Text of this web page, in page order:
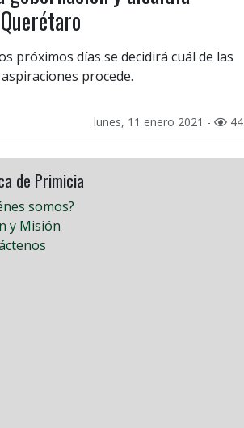
próximos días se decidirá cuál de las
procede.
lunes, 11 enero 2021 - 44
de Primicia
somos?
y Misión